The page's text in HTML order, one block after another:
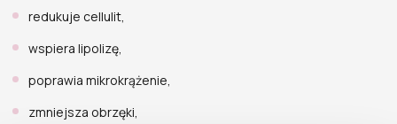
redukuje cellulit,
wspiera lipolizę,
poprawia mikrokrążenie,
zmniejsza obrzęki,